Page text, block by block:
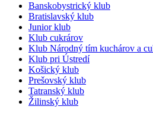
Banskobystrický klub
Bratislavský klub
Junior klub
Klub cukrárov
Klub Národný tím kuchárov a
Klub pri Ústredí
Košický klub
Prešovský klub
Tatranský klub
Žilinský klub